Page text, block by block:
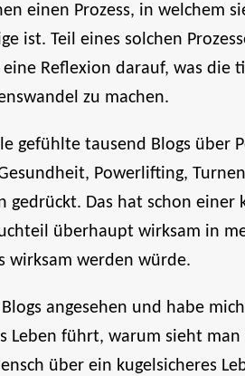
einen Prozess, in welchem
ist. Teil eines solchen
eine Reflexion darauf, was
zu machen.
gefühlte tausend Blogs über
Powerlifting,
gedrückt. Das hat schon
überhaupt wirksam in
wirksam werden würde.
angesehen und habe
Leben führt, warum sieht
über ein kugelsicheres